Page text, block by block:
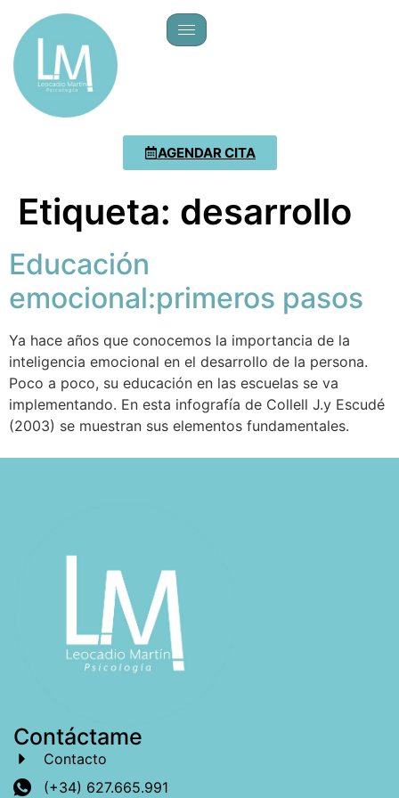
AGENDAR CITA
Etiqueta: desarrollo
Educación
emocional:primeros pasos
Ya hace años que conocemos la importancia de la
inteligencia emocional en el desarrollo de la persona.
Poco a poco, su educación en las escuelas se va
implementando. En esta infografía de Collell J.y Escudé
(2003) se muestran sus elementos fundamentales.
Contáctame
Contacto
(+34) 627.665.991